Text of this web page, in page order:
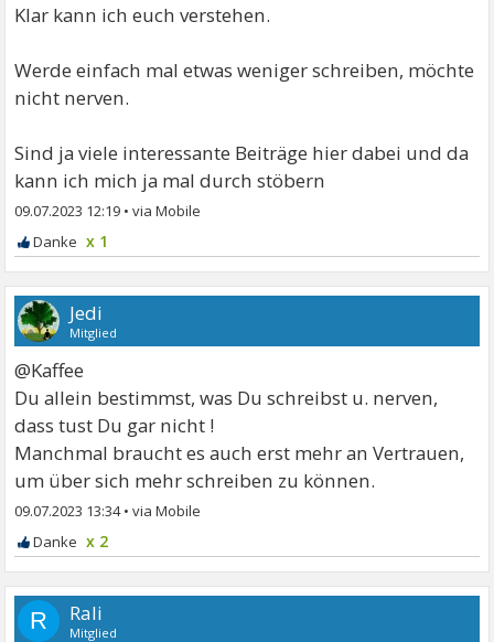
Klar kann ich euch verstehen.
Werde einfach mal etwas weniger schreiben, möchte
nicht nerven.
Sind ja viele interessante Beiträge hier dabei und da
kann ich mich ja mal durch stöbern
09.07.2023 12:19 •
x 1
Jedi
Mitglied
@Kaffee
Du allein bestimmst, was Du schreibst u. nerven,
dass tust Du gar nicht !
Manchmal braucht es auch erst mehr an Vertrauen,
um über sich mehr schreiben zu können.
09.07.2023 13:34•
x 2
R Rali
Mitglied